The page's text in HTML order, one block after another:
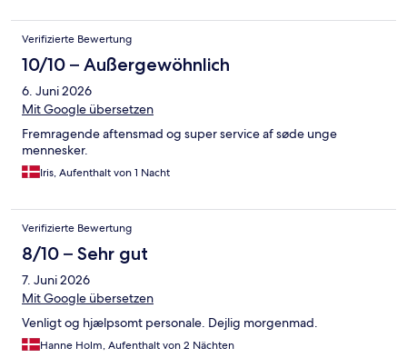
Verifizierte Bewertung
10/10 – Außergewöhnlich
6. Juni 2026
Mit Google übersetzen
Fremragende aftensmad og super service af søde unge
mennesker.
Iris, Aufenthalt von 1 Nacht
Verifizierte Bewertung
8/10 – Sehr gut
7. Juni 2026
Mit Google übersetzen
Venligt og hjælpsomt personale. Dejlig morgenmad.
Hanne Holm, Aufenthalt von 2 Nächten